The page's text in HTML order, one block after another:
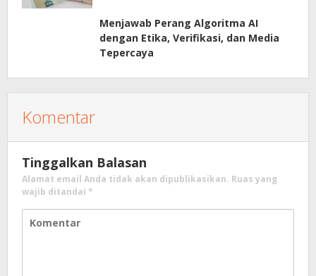
Menjawab Perang Algoritma AI
dengan Etika, Verifikasi, dan Media
Tepercaya
Komentar
Tinggalkan Balasan
Alamat email Anda tidak akan dipublikasikan. Ruas yang
wajib ditandai *